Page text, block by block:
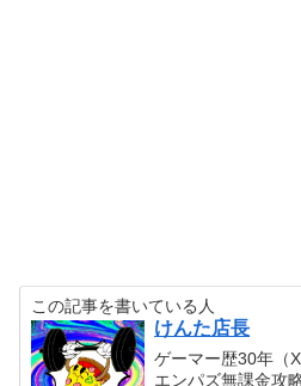
この記事を書いている人
けんた店長
ゲーマー歴30年（
エンパズ無課金攻